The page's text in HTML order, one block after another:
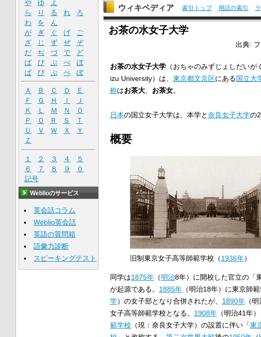
ウィキペディア 索引トップ 用語の索引
お茶の水女子大学
出典:
お茶の水女子大学（おちゃのみずじょしだいが
izu University）は、 東京都文京区にある国立大
称はお茶大、 お茶女。
日本の国立女子大学は、本学と奈良女子大学の
概要
旧制東京女子高等師範学校（1936年）
同学は1875年（明治8年）に開校した官立の「
が起源である。 1885年（明治18年）に東京師範
学）の女子部となり合併されたが、 1890年（明
女子高等師範学校となる。 1908年（明治41年）
範学校 （現：奈良女子大学）の設置に伴い「東
や
ゆ
よ
ら
り る れ
ろ
わ
を
ん
が
ぎ ぐ げ
ご
ざ
じ ず ぜ
ぞ
だ
ぢ づ で
ど
ば
び ぶ べ
ぼ
ぱ
ぴ ぷ ぺ ぽ
Ａ Ｂ Ｃ Ｄ
Ｅ
Ｆ
Ｇ Ｈ Ｉ
Ｊ
Ｋ
Ｌ Ｍ Ｎ
Ｏ
Ｐ
Ｑ Ｒ Ｓ
Ｔ
Ｕ
Ｖ Ｗ Ｘ
Ｙ
Ｚ
１ ２ ３ ４
５
６
７ ８ ９
０
記号
Weblioのサービス
英会話コラム
Weblio英会話
英語の質問箱
語彙力診断
スピーキングテスト